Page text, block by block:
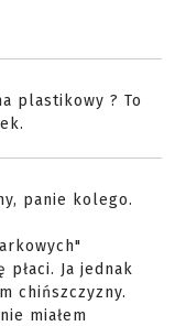
plastikowy ? To
panie kolego.
płaci. Ja jednak
chińszczyzny.
miałem